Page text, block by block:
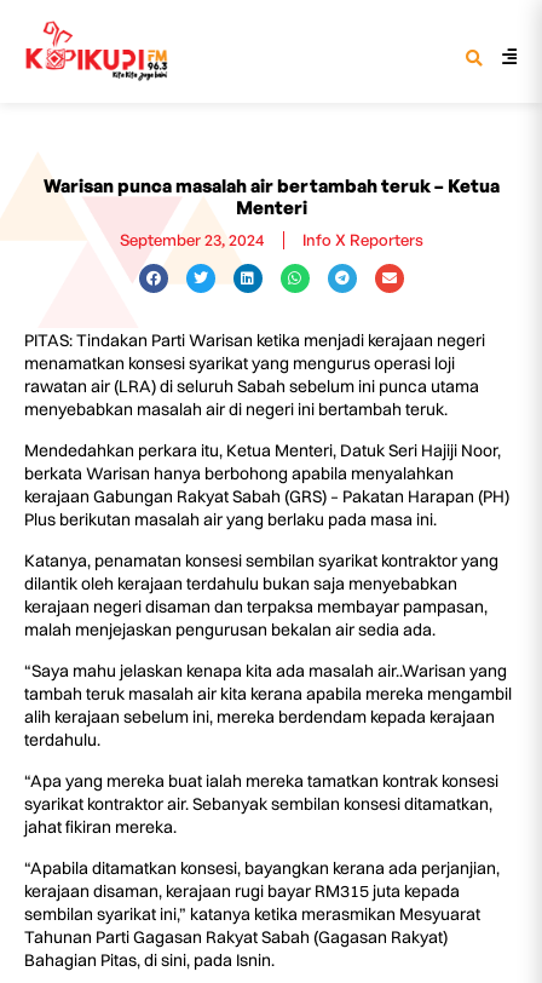
Warisan punca masalah air bertambah teruk – Ketua
Menteri
September 23, 2024 Info X Reporters
PITAS: Tindakan Parti Warisan ketika menjadi kerajaan negeri
menamatkan konsesi syarikat yang mengurus operasi loji
rawatan air (LRA) di seluruh Sabah sebelum ini punca utama
menyebabkan masalah air di negeri ini bertambah teruk.
Mendedahkan perkara itu, Ketua Menteri, Datuk Seri Hajiji Noor,
berkata Warisan hanya berbohong apabila menyalahkan
kerajaan Gabungan Rakyat Sabah (GRS) – Pakatan Harapan (PH)
Plus berikutan masalah air yang berlaku pada masa ini.
Katanya, penamatan konsesi sembilan syarikat kontraktor yang
dilantik oleh kerajaan terdahulu bukan saja menyebabkan
kerajaan negeri disaman dan terpaksa membayar pampasan,
malah menjejaskan pengurusan bekalan air sedia ada.
“Saya mahu jelaskan kenapa kita ada masalah air..Warisan yang
tambah teruk masalah air kita kerana apabila mereka mengambil
alih kerajaan sebelum ini, mereka berdendam kepada kerajaan
terdahulu.
“Apa yang mereka buat ialah mereka tamatkan kontrak konsesi
syarikat kontraktor air. Sebanyak sembilan konsesi ditamatkan,
jahat fikiran mereka.
“Apabila ditamatkan konsesi, bayangkan kerana ada perjanjian,
kerajaan disaman, kerajaan rugi bayar RM315 juta kepada
sembilan syarikat ini,” katanya ketika merasmikan Mesyuarat
Tahunan Parti Gagasan Rakyat Sabah (Gagasan Rakyat)
Bahagian Pitas, di sini, pada Isnin.